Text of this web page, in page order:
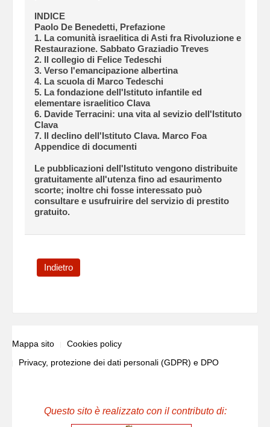
INDICE
Paolo De Benedetti, Prefazione
1. La comunità israelitica di Asti fra Rivoluzione e
Restaurazione. Sabbato Graziadio Treves
2. Il collegio di Felice Tedeschi
3. Verso l'emancipazione albertina
4. La scuola di Marco Tedeschi
5. La fondazione dell'Istituto infantile ed
elementare israelitico Clava
6. Davide Terracini: una vita al sevizio dell'Istituto
Clava
7. Il declino dell'Istituto Clava. Marco Foa
Appendice di documenti
Le pubblicazioni dell'Istituto vengono distribuite
gratuitamente all'utenza fino ad esaurimento
scorte; inoltre chi fosse interessato può
consultare e usufruirire del servizio di prestito
gratuito.
Indietro
Mappa sito
Cookies policy
Privacy, protezione dei dati personali (GDPR) e DPO
Questo sito è realizzato con il contributo di: